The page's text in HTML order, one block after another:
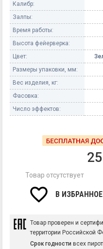
Калибр:
Залпы:
Время работы:
Высота фейерверка:
Цвет:
Размеры упаковки, мм:
Вес изделия, кг:
Фасовка:
Число эффектов:
Товар отсутствует
В ИЗБРАННОЕ
Товар проверен и
территории Российской
Срок годности всех